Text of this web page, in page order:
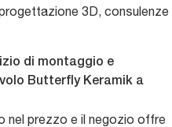
3D, consulenze
di montaggio e
Butterfly Keramik a
nel prezzo e il negozio offre